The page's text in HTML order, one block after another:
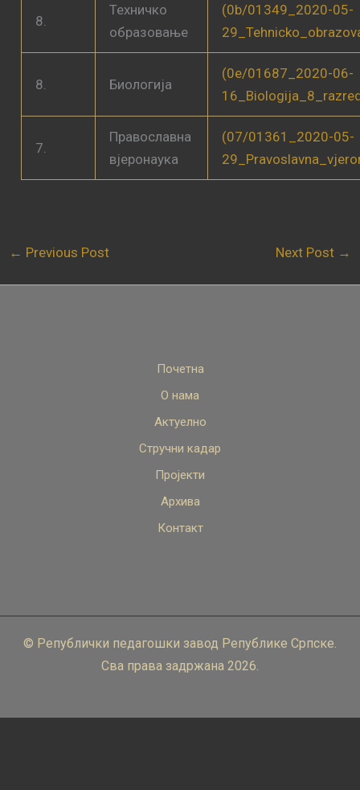
8.
Техничко
образовање
(0b/01349_2020-05-
8. Биологија
(0e/01687_2020-06-
7.
Православна
вјеронаука
(07/01361_2020-05-
← Previous Post Next Post →
Почетна
О нама
Актуелно
Стручни кадар
Пројекти
Архива
Контакт
© Републички педагошки завод Републике Српске.
Сва права задржана 2026.